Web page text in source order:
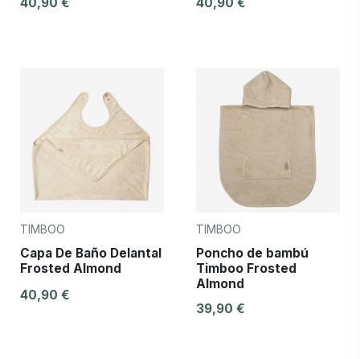
TIMBOO
Capa De Baño Delantal
Frosted Almond
40,90 €
TIMBOO
Poncho de bambú
Timboo Frosted
Almond
39,90 €